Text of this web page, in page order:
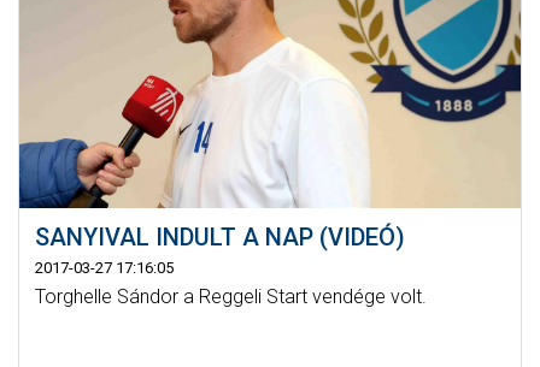
SANYIVAL INDULT A NAP (VIDEÓ)
2017-03-27 17:16:05
Torghelle Sándor a Reggeli Start vendége volt.